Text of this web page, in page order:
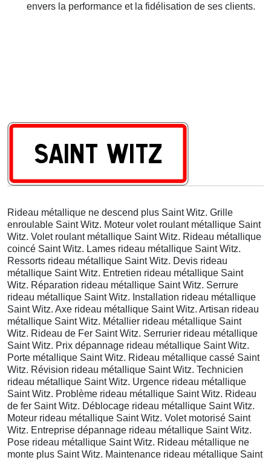
envers la performance et la fidélisation de ses clients.
Rideau métallique ne descend plus Saint Witz. Grille
enroulable Saint Witz. Moteur volet roulant métallique Saint
Witz. Volet roulant métallique Saint Witz. Rideau métallique
coincé Saint Witz. Lames rideau métallique Saint Witz.
Ressorts rideau métallique Saint Witz. Devis rideau
métallique Saint Witz. Entretien rideau métallique Saint
Witz. Réparation rideau métallique Saint Witz. Serrure
rideau métallique Saint Witz. Installation rideau métallique
Saint Witz. Axe rideau métallique Saint Witz. Artisan rideau
métallique Saint Witz. Métallier rideau métallique Saint
Witz. Rideau de Fer Saint Witz. Serrurier rideau métallique
Saint Witz. Prix dépannage rideau métallique Saint Witz.
Porte métallique Saint Witz. Rideau métallique cassé Saint
Witz. Révision rideau métallique Saint Witz. Technicien
rideau métallique Saint Witz. Urgence rideau métallique
Saint Witz. Problème rideau métallique Saint Witz. Rideau
de fer Saint Witz. Déblocage rideau métallique Saint Witz.
Moteur rideau métallique Saint Witz. Volet motorisé Saint
Witz. Entreprise dépannage rideau métallique Saint Witz.
Pose rideau métallique Saint Witz. Rideau métallique ne
monte plus Saint Witz. Maintenance rideau métallique Saint